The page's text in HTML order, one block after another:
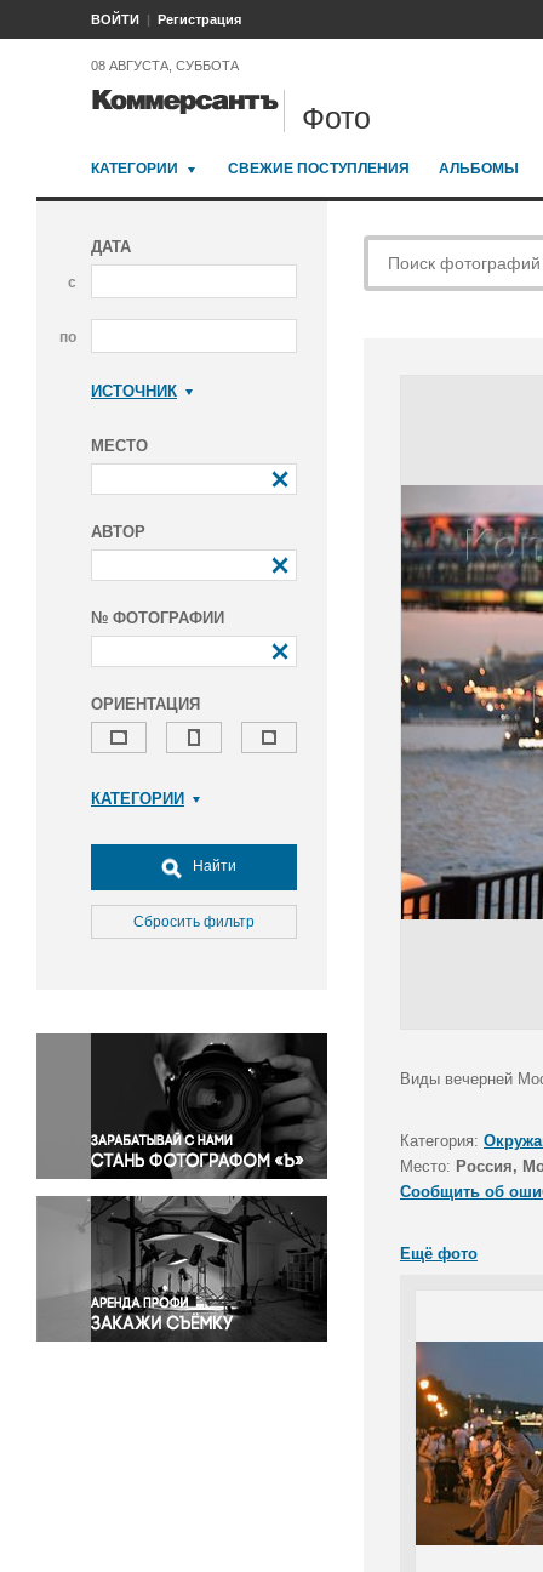
ВОЙТИ Регистрация
08 АВГУСТА, СУББОТА
Фото
КАТЕГОРИИ СВЕЖИЕ ПОСТУПЛЕНИЯ АЛЬБОМЫ
ДАТА
с
по
ИСТОЧНИК
МЕСТО
АВТОР
№ ФОТОГРАФИИ
ОРИЕНТАЦИЯ
КАТЕГОРИИ
Досуг, туризм и отдых
Культура
Медицина
Окружающая среда
Политика
Правосудие
Происшествия и конфликты
Религия
Светская жизнь
Спорт
Экология
Экономика и бизнес
Найти
Сбросить фильтр
Виды вечерней
Категория:
Место: Россия,
Сообщить об
Ещё фото